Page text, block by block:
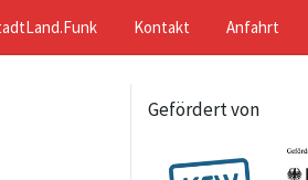
Kontakt Anfahrt
Gefördert von